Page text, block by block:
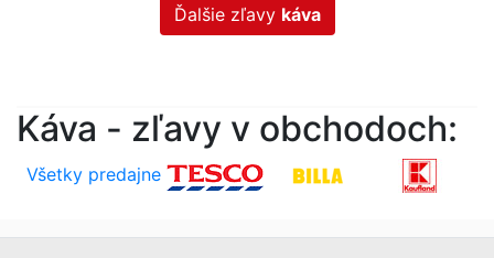
Ďalšie zľavy káva
Káva - zľavy v obchodoch:
Všetky predajne